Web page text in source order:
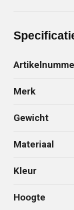
Merk
Gewicht
Materiaal
Kleur
Hoogte